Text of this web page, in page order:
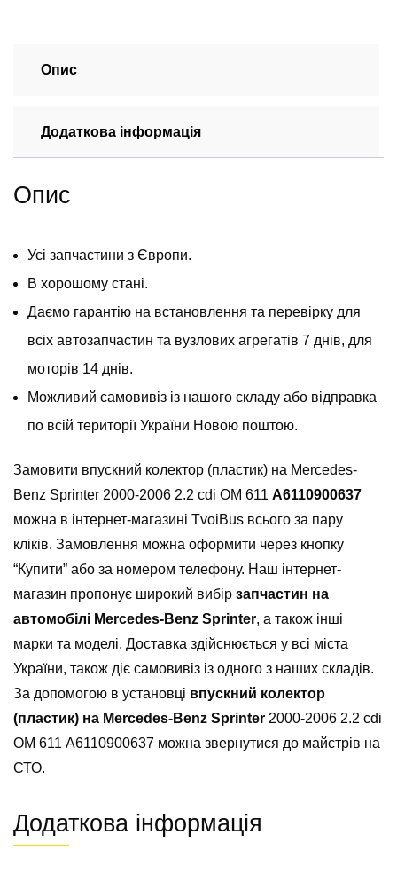
Sprinter
cdi
611
A6110900637
Опис
Додаткова інформація
Опис
Усі запчастини з Європи.
В хорошому стані.
Даємо гарантію на встановлення та перевірку для
всіх автозапчастин та вузлових агрегатів 7 днів, для
моторів 14 днів.
Можливий самовивіз із нашого складу або відправка
по всій території України Новою поштою.
Замовити впускний колектор (пластик) на Mercedes-
Benz Sprinter 2000-2006 2.2 cdi ОМ 611 A6110900637
можна в інтернет-магазині TvoiBus всього за пару
кліків. Замовлення можна оформити через кнопку
“Купити” або за номером телефону. Наш інтернет-
магазин пропонує широкий вибір запчастин на
автомобілі Mercedes-Benz Sprinter, а також інші
марки та моделі. Доставка здійснюється у всі міста
України, також діє самовивіз із одного з наших складів.
За допомогою в установці впускний колектор
(пластик) на Mercedes-Benz Sprinter 2000-2006 2.2 cdi
ОМ 611 A6110900637 можна звернутися до майстрів на
СТО.
Додаткова інформація